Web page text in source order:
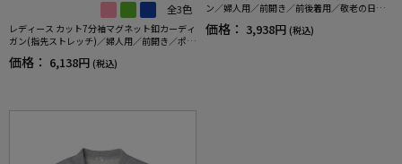
全3色
レディース カット7分袖マグネット釦カーディ
ガン(指先ストレッチ)／婦人用／前開き／ポロ
シャツ／カーディガン 【CF】
価格： 6,138円 (税込)
ン／婦人用／前開き／前後着用／敬老の日／
価格： 3,938円 (税込)